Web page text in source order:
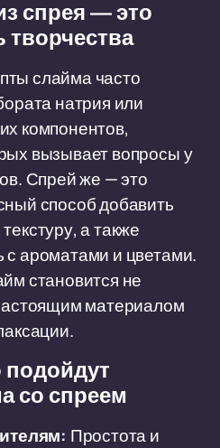
спрея — это
слайма часто
натрия или
компонентов,
вызывает вопросы у
Спрей же — это
способ добавить
а также
с ароматами и цветами.
становится не
материалом
со спреем
Простота и